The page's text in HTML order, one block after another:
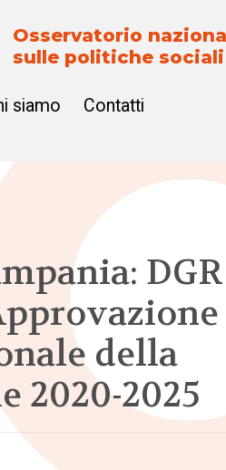
Osservatorio
sulle politiche sociali
siamo Contatti
DGR
della
2020-2025